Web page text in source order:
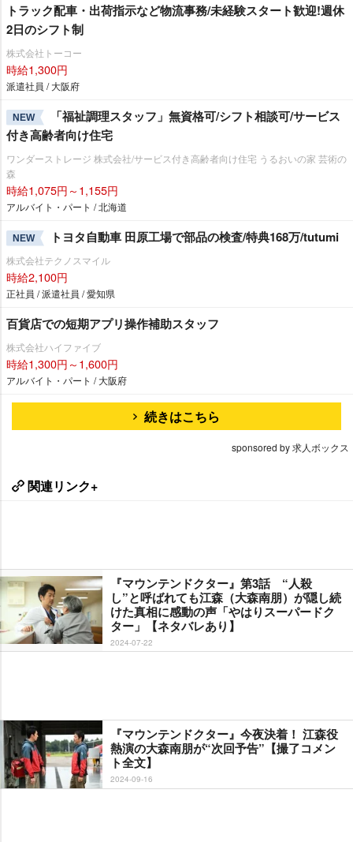
トラック配車・出荷指示など物流事務/未経験スタート歓迎!週休
2日のシフト制
株式会社トーコー
時給1,300円
派遣社員 / 大阪府
NEW
「福祉調理スタッフ」無資格可/シフト相談可/サービス
付き高齢者向け住宅
ワンダーストレージ 株式会社/サービス付き高齢者向け住宅 うるおいの家 芸術の
森
時給1,075円～1,155円
アルバイト・パート / 北海道
NEW トヨタ自動車 田原工場で部品の検査/特典168万/tutumi
株式会社テクノスマイル
時給2,100円
正社員 / 派遣社員 / 愛知県
百貨店での短期アプリ操作補助スタッフ
株式会社ハイファイブ
時給1,300円～1,600円
アルバイト・パート / 大阪府
続きはこちら
sponsored by 求人ボックス
関連リンク+
『マウンテンドクター』第3話 “人殺
し”と呼ばれても江森（大森南朋）が隠し続
けた真相に感動の声「やはりスーパードク
ター」【ネタバレあり】
2024-07-22
『マウンテンドクター』今夜決着！ 江森役
熱演の大森南朋が“次回予告”【撮了コメン
ト全文】
2024-09-16